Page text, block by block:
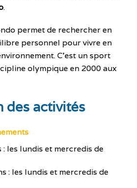
.
permet de rechercher en
personnel pour vivre en
C’est un sport
olympique en 2000 aux
des activités
les lundis et mercredis de
: les lundis et mercredis de